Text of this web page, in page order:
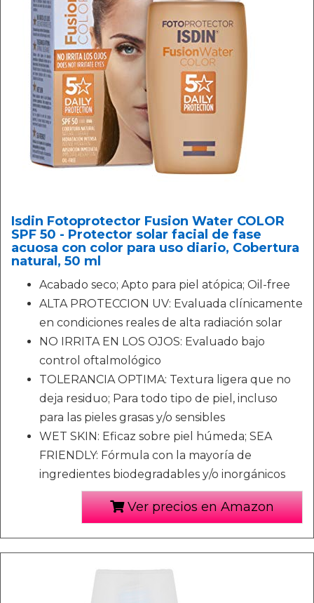
Isdin Fotoprotector Fusion Water COLOR
SPF 50 - Protector solar facial de fase
acuosa con color para uso diario, Cobertura
natural, 50 ml
Acabado seco; Apto para piel atópica; Oil-free
ALTA PROTECCION UV: Evaluada clínicamente
en condiciones reales de alta radiación solar
NO IRRITA EN LOS OJOS: Evaluado bajo
control oftalmológico
TOLERANCIA OPTIMA: Textura ligera que no
deja residuo; Para todo tipo de piel, incluso
para las pieles grasas y/o sensibles
WET SKIN: Eficaz sobre piel húmeda; SEA
FRIENDLY: Fórmula con la mayoría de
ingredientes biodegradables y/o inorgánicos
Ver precios en Amazon